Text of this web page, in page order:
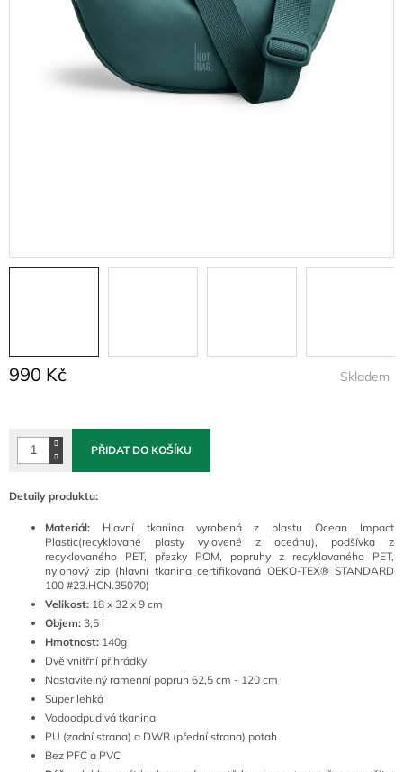
990 Kč Skladem
PŘIDAT DO KOŠÍKU
Detaily produktu:
Materiál: Hlavní tkanina vyrobená z plastu Ocean Impact
Plastic(recyklované plasty vylovené z oceánu), podšívka z
recyklovaného PET, přezky POM, popruhy z recyklovaného PET,
nylonový zip (hlavní tkanina certifikovaná OEKO-TEX® STANDARD
100 #23.HCN.35070)
Velikost: 18 x 32 x 9 cm
Objem: 3,5 l
Hmotnost: 140g
Dvě vnitřní přihrádky
Nastavitelný ramenní popruh 62,5 cm - 120 cm
Super lehká
Vodoodpudivá tkanina
PU (zadní strana) a DWR (přední strana) potah
Bez PFC a PVC